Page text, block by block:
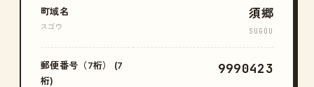
町域名
スゴウ
須郷
SUGOU
郵便番号（7桁） (7
桁)
9990423